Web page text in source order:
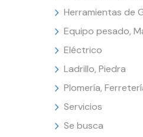
Herramientas de
Equipo pesado,
Eléctrico
Ladrillo, Piedra
Plomería,
Servicios
Se busca